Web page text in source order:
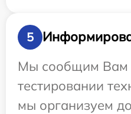
5
Мы сообщим Вам
тестировании
мы организуем